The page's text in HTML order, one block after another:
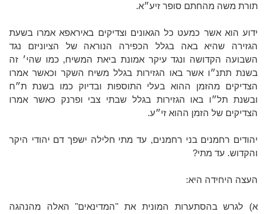
תורת משה מהחתם סופר זיע״א.
ידוע הוא אשר כמעט כל הגאונים וצדיקים באיראפא אמרו בשעת
הגזירה שהיא באה בגלל הכפירה הנוראה של הציוניזם נגד
השבועה הקדושה ונגד עיקר אמונת ביאת המשיח, כמו שהי׳ זה
בשנת תתנ״ו אשר באו הגזירות בגלל משיח השקר וכאשר אמרו
הצדיקים מהזמן ההוא בעלי התוספות ובדיוק כמו בשנת ת״ח
ובשנת תל״ו באו הגזירות בגלל שבתי צבי ופרנק כאשר אמרו
הצדיקים של הזמן ההוא זי״ע.
יהודים רחמנים בני רחמנים, עד מתי חלילה ישפך דם יהודי היקר
והקדוש. עד מתי?
העצה היחידה היא:
א) לגרש בהסתערות המונית את "המדינאים" האלה מהנהגה